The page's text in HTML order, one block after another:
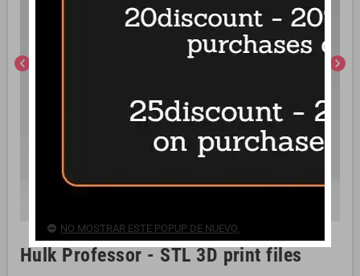
chevron_left chevron_right
Hulk Professor - STL 3D print files
NO MOSTRAR ESTE POPUP DE NUEVO.